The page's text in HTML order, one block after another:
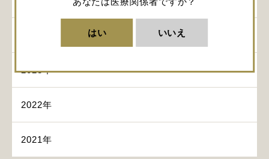
はい いいえ
2023年
2022年
2021年